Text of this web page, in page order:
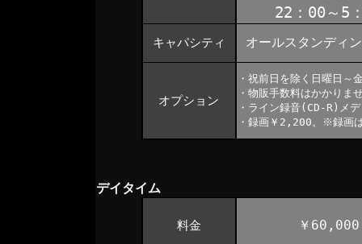
22：00～5
キャパシティ オールスタンディ
オプション
・祝前日を除く日曜日
・物販手数料はかかりま
・ライン録音(CD-R)メ
・録画￥2,200。※録画
デイタイム
料金 ￥60,000